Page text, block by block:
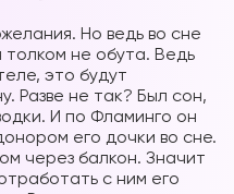
Но ведь во сне
толком не обута. Ведь
это будут
Разве не так? Был сон,
И по Фламинго он
его дочки во сне.
через балкон. Значит
с ним его